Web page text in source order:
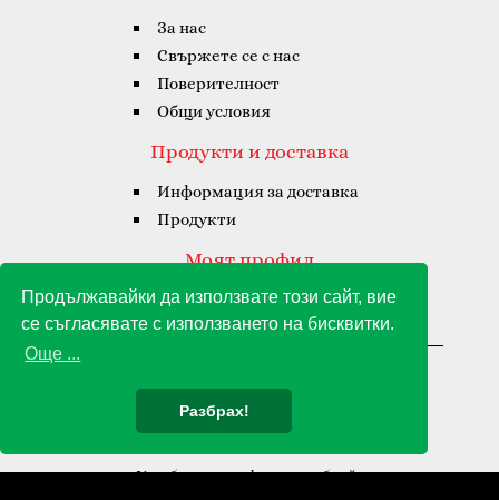
Продължавайки да използвате този сайт, вие
се съгласявате с използването на бисквитки.
Още ...
Разбрах!
За нас
Свържете се с нас
Поверителност
Общи условия
Продукти и доставка
Информация за доставка
Продукти
Моят профил
Моят профил
Хронология на поръчките
Изработка на софтуер и уеб сайт